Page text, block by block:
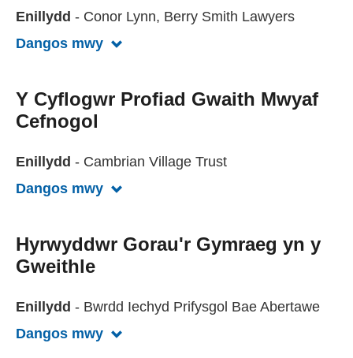
Enillydd - Conor Lynn, Berry Smith Lawyers
Dangos mwy Gweld mwy am Gyfraniad Personol
Y Cyflogwr Profiad Gwaith Mwyaf
Cefnogol
Enillydd - Cambrian Village Trust
Dangos mwy Gweld mwy am Y Cyflogwr Profiad
Hyrwyddwr Gorau'r Gymraeg yn y
Gweithle
Enillydd - Bwrdd Iechyd Prifysgol Bae Abertawe
Dangos mwy Gweld mwy am Hyrwyddwr Gorau'r